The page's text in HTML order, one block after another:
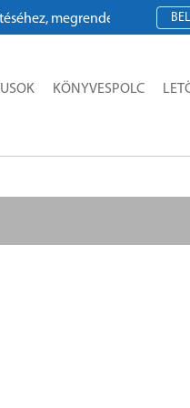
megrendeléshez kérjük,
KÖNYVESPOLC